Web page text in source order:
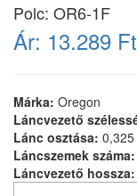
Polc: OR6-1F
Ár: 13.289 Ft
Márka: Oregon
Láncvezető
Lánc osztása: 0,325
Láncszemek száma:
Láncvezető hossza: